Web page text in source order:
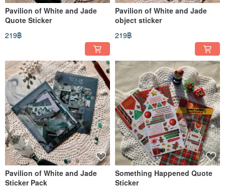
Pavilion of White and Jade
Quote Sticker
219฿
Pavilion of White and Jade
object sticker
219฿
Pavilion of White and Jade
Sticker Pack
Something Happened Quote
Sticker